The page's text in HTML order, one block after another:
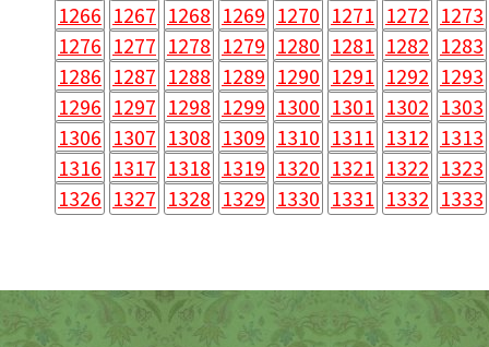
1266 1267 1268 1269 1270 1271 1272 1273
1276 1277 1278 1279 1280 1281 1282 1283
1286 1287 1288 1289 1290 1291 1292 1293
1296 1297 1298 1299 1300 1301 1302 1303
1306 1307 1308 1309 1310 1311 1312 1313
1316 1317 1318 1319 1320 1321 1322 1323
1326 1327 1328 1329 1330 1331 1332 1333